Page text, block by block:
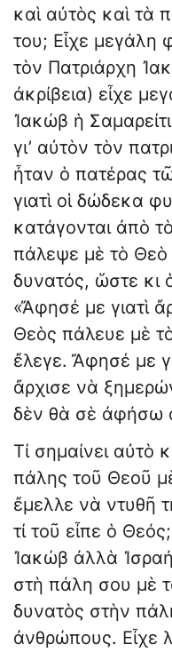
καὶ αὐτὸς καὶ τὰ
του; Εἶχε μεγάλη
τὸν Πατριάρχη
ἀκρίβεια) εἶχε
Ἰακώβ ἡ
γι’ αὐτὸν τὸν
ἦταν ὁ πατέρας
γιατὶ οἱ δώδεκα
κατάγονται ἀπὸ
πάλεψε μὲ τὸ Θεὸ
δυνατός, ὥστε κι
«Ἄφησέ με γιατὶ
Θεὸς πάλευε μὲ
ἔλεγε. Ἄφησέ με
ἄρχισε νὰ
δὲν θὰ σὲ ἀφήσω
Τί σημαίνει αὐτὸ
πάλης τοῦ Θεοῦ
ἔμελλε νὰ ντυθῆ
τί τοῦ εἶπε ὁ
Ἰακώβ ἀλλὰ
στὴ πάλη σου μὲ
δυνατὸς στὴν
ἀνθρώπους. Εἶχε